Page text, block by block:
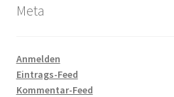
Meta
Anmelden
Eintrags-Feed
Kommentar-Feed